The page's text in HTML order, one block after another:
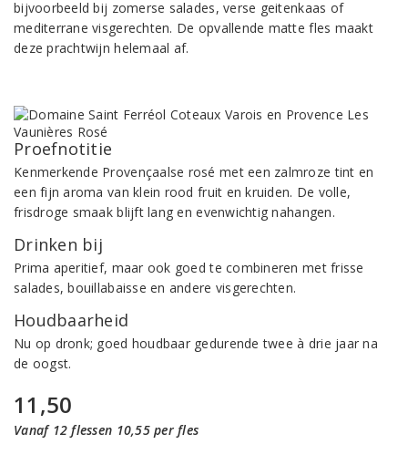
bijvoorbeeld bij zomerse salades, verse geitenkaas of
mediterrane visgerechten. De opvallende matte fles maakt
deze prachtwijn helemaal af.
Proefnotitie
Kenmerkende Provençaalse rosé met een zalmroze tint en
een fijn aroma van klein rood fruit en kruiden. De volle,
frisdroge smaak blijft lang en evenwichtig nahangen.
Drinken bij
Prima aperitief, maar ook goed te combineren met frisse
salades, bouillabaisse en andere visgerechten.
Houdbaarheid
Nu op dronk; goed houdbaar gedurende twee à drie jaar na
de oogst.
11,50
Vanaf 12 flessen 10,55 per fles